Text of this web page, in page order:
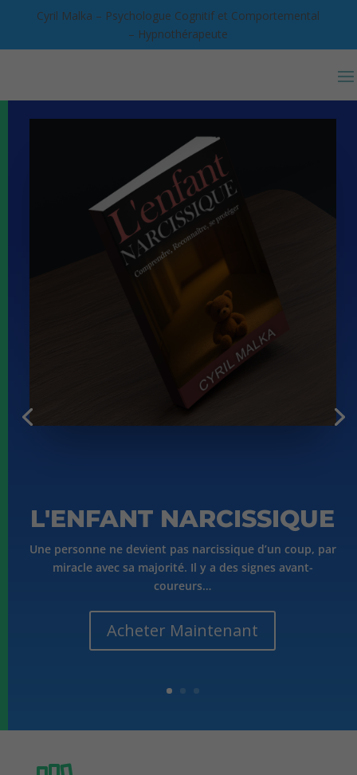
Cyril Malka – Psychologue Cognitif et Comportemental
– Hypnothérapeute
L'ENFANT NARCISSIQUE
Une personne ne devient pas narcissique d’un coup, par
miracle avec sa majorité. Il y a des signes avant-
coureurs…
Acheter Maintenant